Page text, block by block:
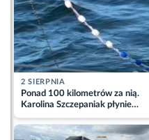
2 SIERPNIA
Ponad 100 kilometrów za nią.
Karolina Szczepaniak płynie
przez Bałtyk dla Piotra.
Aktualizacja